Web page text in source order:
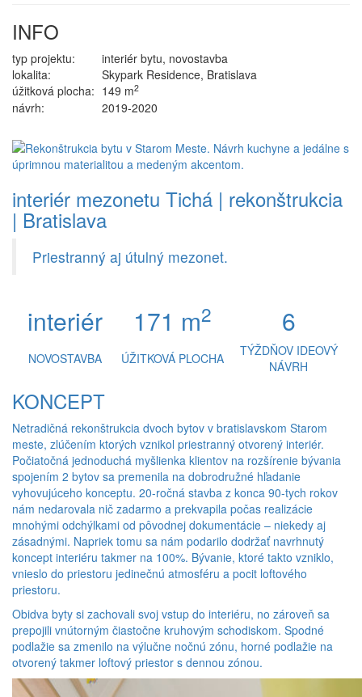
INFO
typ projektu:
interiér bytu, novostavba
lokalita:
Skypark Residence, Bratislava
úžitková plocha: 149 m2
návrh: 2019-2020
interiér mezonetu Tichá | rekonštrukcia
| Bratislava
Priestranný aj útulný mezonet.
interiér 171 m2 6
NOVOSTAVBA ÚŽITKOVÁ PLOCHA
TÝŽDŇOV IDEOVÝ
NÁVRH
KONCEPT
Netradičná rekonštrukcia dvoch bytov v bratislavskom Starom
meste, zlúčením ktorých vznikol priestranný otvorený interiér.
Počiatočná jednoduchá myšlienka klientov na rozšírenie bývania
spojením 2 bytov sa premenila na dobrodružné hľadanie
vyhovujúceho konceptu. 20-ročná stavba z konca 90-tych rokov
nám nedarovala nič zadarmo a prekvapila počas realizácie
mnohými odchýlkami od pôvodnej dokumentácie – niekedy aj
zásadnými. Napriek tomu sa nám podarilo dodržať navrhnutý
koncept interiéru takmer na 100%. Bývanie, ktoré takto vzniklo,
vnieslo do priestoru jedinečnú atmosféru a pocit loftového
priestoru.
Obidva byty si zachovali svoj vstup do interiéru, no zároveň sa
prepojili vnútorným čiastočne kruhovým schodiskom. Spodné
podlažie sa zmenilo na výlučne nočnú zónu, horné podlažie na
otvorený takmer loftový priestor s dennou zónou.